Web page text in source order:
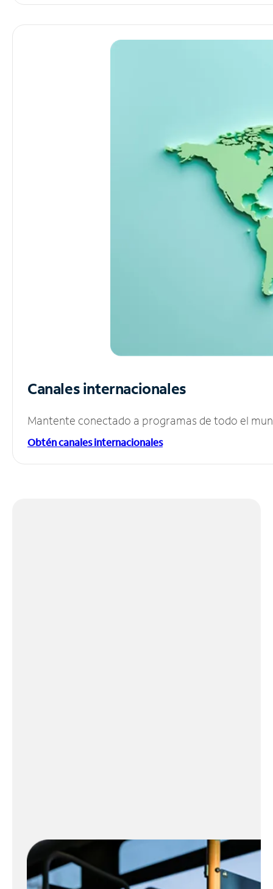
Canales internacionales
Mantente conectado a programas de todo el
Obtén canales internacionales